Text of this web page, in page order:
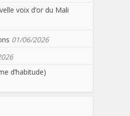
voix d’or du Mali
01/06/2026
d’habitude)